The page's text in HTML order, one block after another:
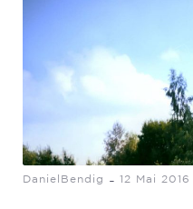
DanielBendig - 12 Mai 2016